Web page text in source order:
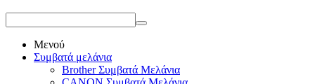
Μενού
Συμβατά μελάνια
Brother Συμβατά Μελάνια